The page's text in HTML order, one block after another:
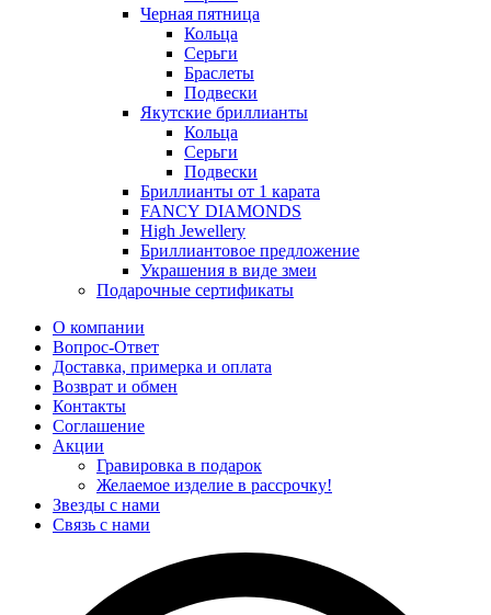
Черная пятница
Кольца
Серьги
Браслеты
Подвески
Якутские бриллианты
Кольца
Серьги
Подвески
Бриллианты от 1 карата
FANCY DIAMONDS
High Jewellery
Бриллиантовое предложение
Украшения в виде змеи
Подарочные сертификаты
О компании
Вопрос-Ответ
Доставка, примерка и оплата
Возврат и обмен
Контакты
Соглашение
Акции
Гравировка в подарок
Желаемое изделие в рассрочку!
Звезды с нами
Связь с нами